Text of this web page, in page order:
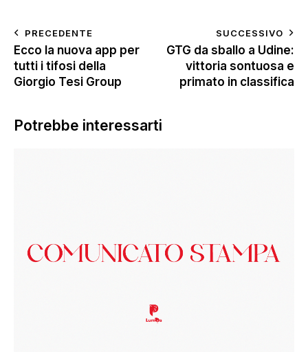
PRECEDENTE
Ecco la nuova app per
tutti i tifosi della
Giorgio Tesi Group
SUCCESSIVO
GTG da sballo a Udine:
vittoria sontuosa e
primato in classifica
Potrebbe interessarti